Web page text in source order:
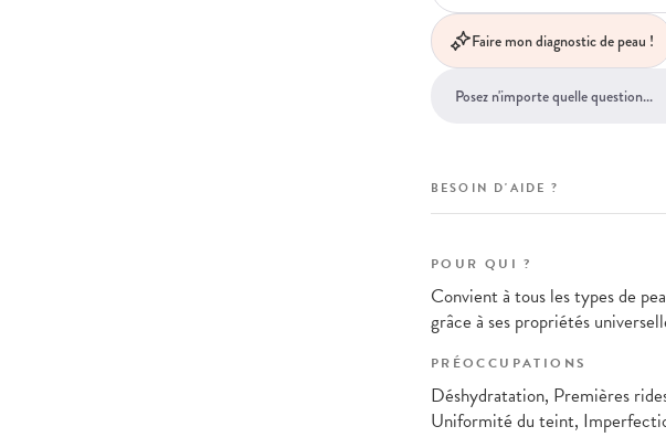
Faire mon diagnostic de peau !
BESOIN D'AIDE ?
POUR QUI ?
Convient à tous les types de
grâce à ses propriétés
PRÉOCCUPATIONS
Déshydratation, Premières
Uniformité du teint,